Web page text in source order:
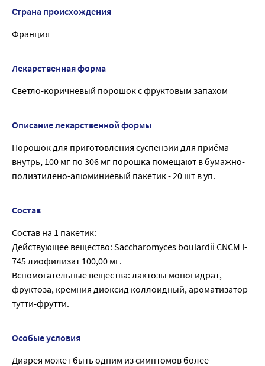
Страна происхождения
Франция
Лекарственная форма
Светло-коричневый порошок с фруктовым запахом
Описание лекарственной формы
Порошок для приготовления суспензии для приёма
внутрь, 100 мг по 306 мг порошка помещают в бумажно-
полиэтилено-алюминиевый пакетик - 20 шт в уп.
Состав
Состав на 1 пакетик:
Действующее вещество: Saccharomyces boulardii CNCM I-
745 лиофилизат 100,00 мг.
Вспомогательные вещества: лактозы моногидрат,
фруктоза, кремния диоксид коллоидный, ароматизатор
тутти-фрутти.
Особые условия
Диарея может быть одним из симптомов более